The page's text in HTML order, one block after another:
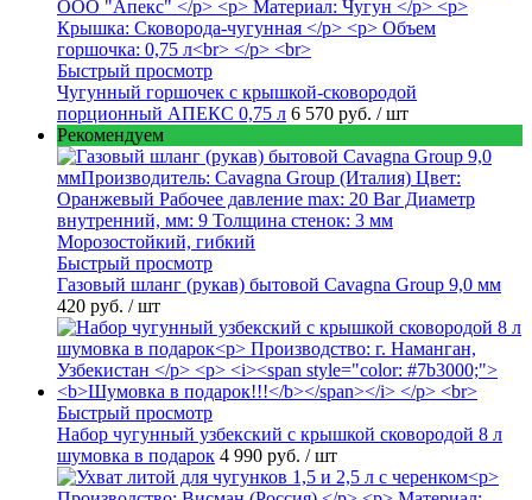
Быстрый просмотр
Чугунный горшочек с крышкой-сковородой
порционный АПЕКС 0,75 л 6 570 руб. / шт
Рекомендуем
Быстрый просмотр
Газовый шланг (рукав) бытовой Cavagna Group 9,0 мм
420 руб. / шт
Быстрый просмотр
Набор чугунный узбекский с крышкой сковородой 8 л
шумовка в подарок 4 990 руб. / шт